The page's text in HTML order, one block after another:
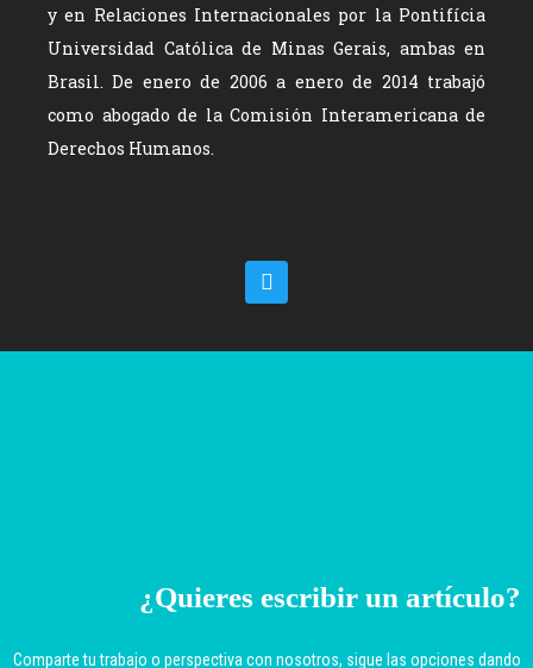
y en Relaciones Internacionales por la Pontifícia
Universidad Católica de Minas Gerais, ambas en
Brasil. De enero de 2006 a enero de 2014 trabajó
como abogado de la Comisión Interamericana de
Derechos Humanos.
¿Quieres escribir un artículo?
Comparte tu trabajo o perspectiva con nosotros, sigue las opciones dando